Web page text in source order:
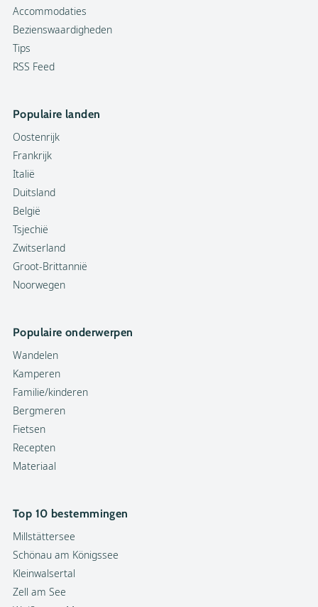
Accommodaties
Bezienswaardigheden
Tips
RSS Feed
Populaire landen
Oostenrijk
Frankrijk
Italië
Duitsland
België
Tsjechië
Zwitserland
Groot-Brittannië
Noorwegen
Populaire onderwerpen
Wandelen
Kamperen
Familie/kinderen
Bergmeren
Fietsen
Recepten
Materiaal
Top 10 bestemmingen
Millstättersee
Schönau am Königssee
Kleinwalsertal
Zell am See